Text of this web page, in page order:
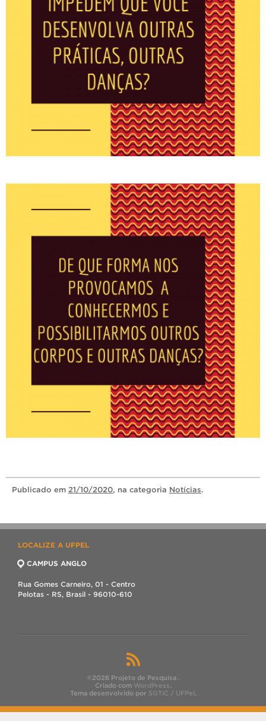
Publicado em 21/10/2020, na categoria Notícias.
LOCALIZE A UFPEL
CAMPUS ANGLO
Rua Gomes Carneiro, 01 - Centro
Pelotas - RS, Brasil - 96010-610
©2026 Projeto de Pesquisa .
Criado com WordPress.
Tema desenvolvido por SGTIC / UFPel.